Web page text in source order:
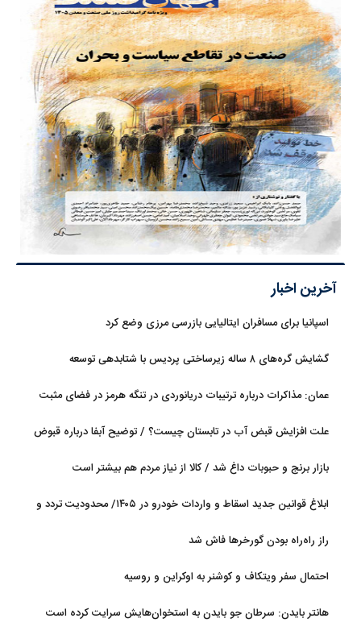
آخرین اخبار
اسپانیا برای مسافران ایتالیایی بازرسی مرزی وضع کرد
گشایش گره‌های ۸ ساله زیرساختی پردیس با شتابدهی توسعه
عمان: مذاکرات درباره ترتیبات دریانوردی در تنگه هرمز در فضای مثبت
علت افزایش قبض آب در تابستان چیست؟ / توضیح آبفا درباره قبوض
بازار برنج و حبوبات داغ شد / کالا از نیاز مردم هم بیشتر است
ابلاغ قوانین جدید اسقاط و واردات خودرو در ۱۴۰۵/ محدودیت تردد و
سوخت‌رسانی به فرسوده‌ها
راز راه‌راه بودن گورخرها فاش شد
احتمال سفر ویتکاف و کوشنر به اوکراین و روسیه
هانتر بایدن: سرطان جو بایدن به استخوان‌هایش سرایت کرده است